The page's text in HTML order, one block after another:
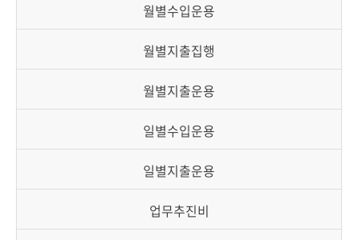
정
월별수입운용
월별지출집행
월별지출운용
일별수입운용
일별지출운용
업무추진비